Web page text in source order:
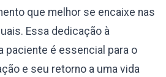
que melhor se encaixe nas
Essa dedicação à
paciente é essencial para o
e seu retorno a uma vida